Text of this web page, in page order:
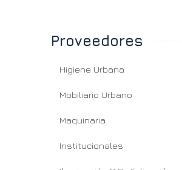
Proveedores
Higiene Urbana
Mobiliario Urbano
Maquinaria
Institucionales